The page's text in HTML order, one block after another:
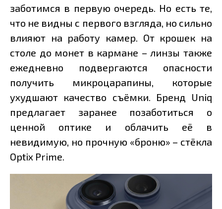
заботимся в первую очередь. Но есть те,
что не видны с первого взгляда, но сильно
влияют на работу камер. От крошек на
столе до монет в кармане – линзы также
ежедневно подвергаются опасности
получить микроцарапины, которые
ухудшают качество съёмки. Бренд Uniq
предлагает заранее позаботиться о
ценной оптике и облачить её в
невидимую, но прочную «броню» – стёкла
Optix Prime.